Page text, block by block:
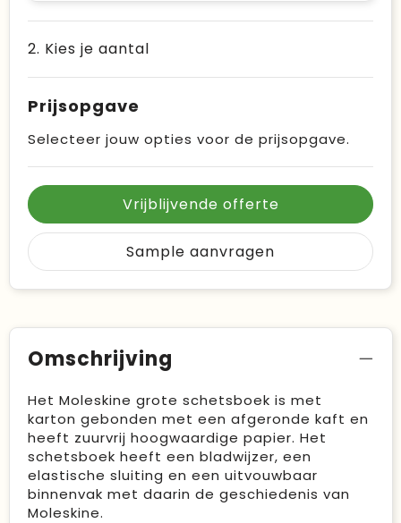
2. Kies je aantal
Prijsopgave
Selecteer jouw opties voor de prijsopgave.
Vrijblijvende offerte
Sample aanvragen
Omschrijving
Het Moleskine grote schetsboek is met
karton gebonden met een afgeronde kaft en
heeft zuurvrij hoogwaardige papier. Het
schetsboek heeft een bladwijzer, een
elastische sluiting en een uitvouwbaar
binnenvak met daarin de geschiedenis van
Moleskine.